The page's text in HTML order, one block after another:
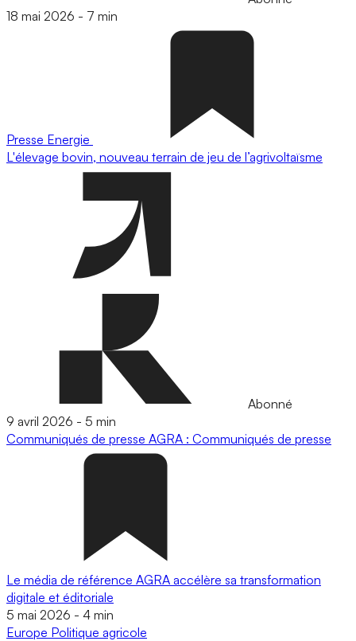
18 mai 2026 - 7 min
Presse Energie
L'élevage bovin, nouveau terrain de jeu de l’agrivoltaïsme
Abonné
9 avril 2026 - 5 min
Communiqués de presse AGRA : Communiqués de presse
Le média de référence AGRA accélère sa transformation
digitale et éditoriale
5 mai 2026 - 4 min
Europe Politique agricole